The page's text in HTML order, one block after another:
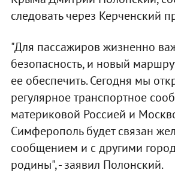
следовать через Керченский
"Для пассажиров жизненно
безопасность, и новый
ее обеспечить. Сегодня мы
регулярное транспортное
материковой Россией и
Симферополь будет связан
сообщением и с другими
родины", - заявил Полонский.